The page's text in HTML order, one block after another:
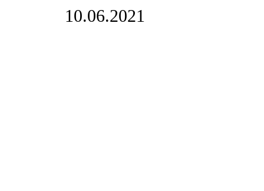
10.06.2021